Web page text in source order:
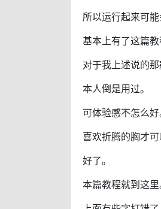
所以运行起来可
基本上有了这篇
对于我上述说的那
本人倒是用过。
可体验感不怎么好
喜欢折腾的胸才可
好了。
本篇教程就到这里